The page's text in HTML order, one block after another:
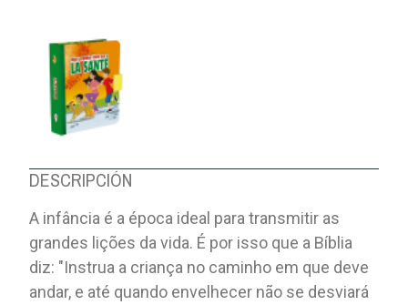
DESCRIPCIÓN
A infância é a época ideal para transmitir as
grandes lições da vida. É por isso que a Bíblia
diz: "Instrua a criança no caminho em que deve
andar, e até quando envelhecer não se desviará